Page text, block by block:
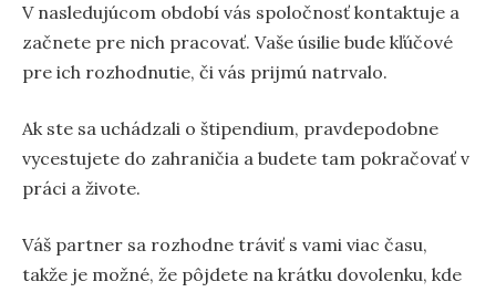
V nasledujúcom období vás spoločnosť kontaktuje a
začnete pre nich pracovať. Vaše úsilie bude kľúčové
pre ich rozhodnutie, či vás prijmú natrvalo.
Ak ste sa uchádzali o štipendium, pravdepodobne
vycestujete do zahraničia a budete tam pokračovať v
práci a živote.
Váš partner sa rozhodne tráviť s vami viac času,
takže je možné, že pôjdete na krátku dovolenku, kde